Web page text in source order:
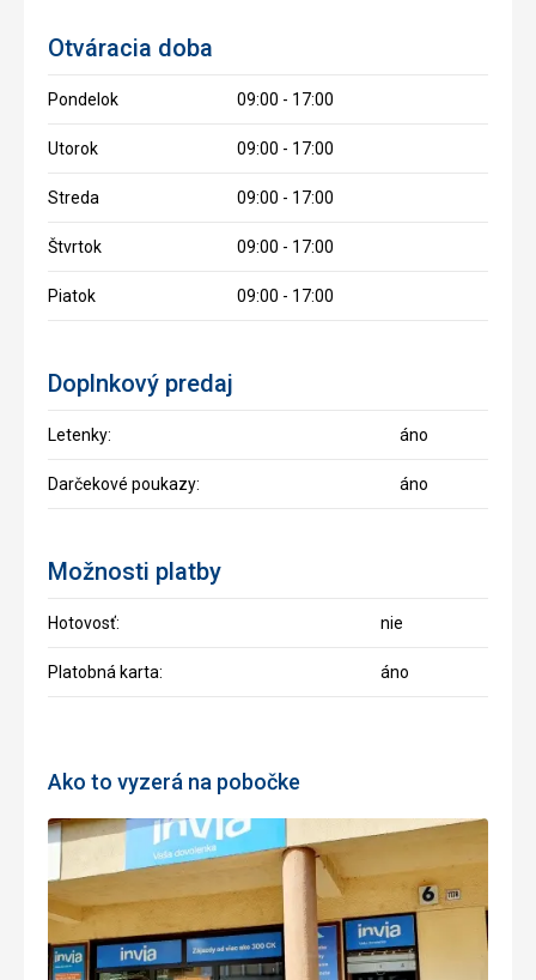
Otváracia doba
Pondelok 09:00 - 17:00
Utorok 09:00 - 17:00
Streda 09:00 - 17:00
Štvrtok 09:00 - 17:00
Piatok 09:00 - 17:00
Doplnkový predaj
Letenky: áno
Darčekové poukazy: áno
Možnosti platby
Hotovosť: nie
Platobná karta: áno
Ako to vyzerá na pobočke